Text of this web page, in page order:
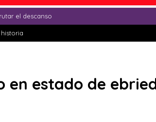
el descanso
en estado de